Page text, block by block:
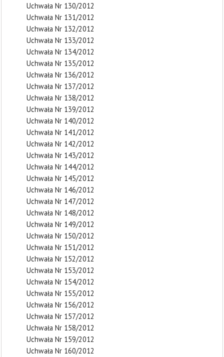
Uchwała Nr 130/2012
Uchwała Nr 131/2012
Uchwała Nr 132/2012
Uchwała Nr 133/2012
Uchwała Nr 134/2012
Uchwała Nr 135/2012
Uchwała Nr 136/2012
Uchwała Nr 137/2012
Uchwała Nr 138/2012
Uchwała Nr 139/2012
Uchwała Nr 140/2012
Uchwała Nr 141/2012
Uchwała Nr 142/2012
Uchwała Nr 143/2012
Uchwała Nr 144/2012
Uchwała Nr 145/2012
Uchwała Nr 146/2012
Uchwała Nr 147/2012
Uchwała Nr 148/2012
Uchwała Nr 149/2012
Uchwała Nr 150/2012
Uchwała Nr 151/2012
Uchwała Nr 152/2012
Uchwała Nr 153/2012
Uchwała Nr 154/2012
Uchwała Nr 155/2012
Uchwała Nr 156/2012
Uchwała Nr 157/2012
Uchwała Nr 158/2012
Uchwała Nr 159/2012
Uchwała Nr 160/2012